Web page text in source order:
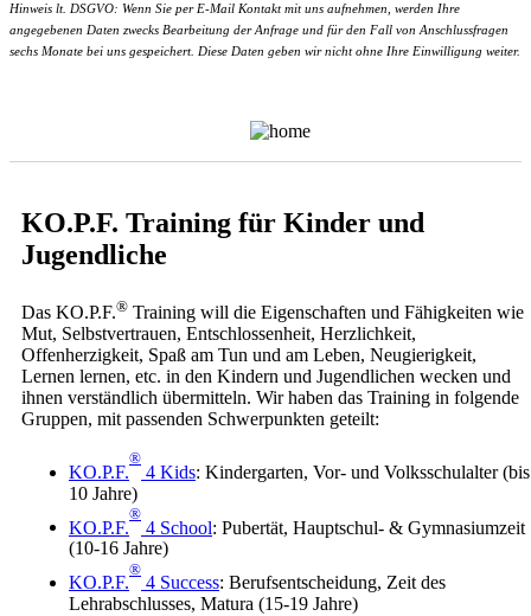
Hinweis lt. DSGVO: Wenn Sie per E-Mail Kontakt mit uns aufnehmen, werden Ihre
angegebenen Daten zwecks Bearbeitung der Anfrage und für den Fall von Anschlussfragen
sechs Monate bei uns gespeichert. Diese Daten geben wir nicht ohne Ihre Einwilligung weiter.
KO.P.F. Training für Kinder und
Jugendliche
Das KO.P.F.® Training will die Eigenschaften und Fähigkeiten wie
Mut, Selbstvertrauen, Entschlossenheit, Herzlichkeit,
Offenherzigkeit, Spaß am Tun und am Leben, Neugierigkeit,
Lernen lernen, etc. in den Kindern und Jugendlichen wecken und
ihnen verständlich übermitteln. Wir haben das Training in folgende
Gruppen, mit passenden Schwerpunkten geteilt:
KO.P.F.
®
4 Kids: Kindergarten, Vor- und Volksschulalter (bis
10 Jahre)
KO.P.F.
®
4 School: Pubertät, Hauptschul- & Gymnasiumzeit
(10-16 Jahre)
KO.P.F.
®
4 Success: Berufsentscheidung, Zeit des
Lehrabschlusses, Matura (15-19 Jahre)